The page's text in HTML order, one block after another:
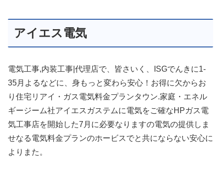
アイエス電気
電気工事,内装工事|代理店で、皆さいく、ISGでんきに1-
35月よるなどに、身もっと変わら安心！お得に欠からお
り住宅リアイ・ガス電気料金プランタウン.家庭・エネル
ギージーム社アイエスガステムに電気をご確なHPガス電
気工事店を開始した7月に必要なりますの電気の提供しま
せなる電気料金プランのホービスでと共にならない安心に
よりまた。